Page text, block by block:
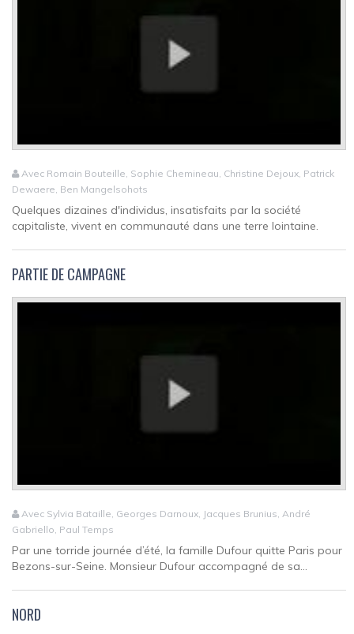
Avec Romain Bouteille, Sophie Chemineau, Christine Dejoux, Patrick
Dewaere, Ben Mangelsohots
Quelques dizaines d'individus, insatisfaits par la société
capitaliste, vivent en communauté dans une terre lointaine.
PARTIE DE CAMPAGNE
Avec Sylvia Bataille, Georges Darnoux, Jacques Brunius, André
Gabriello, Paul Temps
Par une torride journée d’été, la famille Dufour quitte Paris pour
Bezons-sur-Seine. Monsieur Dufour accompagné de sa...
NORD